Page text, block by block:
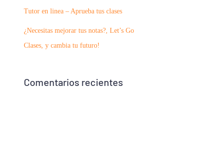
Tutor en linea – Aprueba tus clases
¿Necesitas mejorar tus notas?, Let’s Go
Clases, y cambia tu futuro!
Comentarios recientes